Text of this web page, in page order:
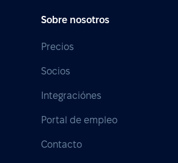
Sobre nosotros
Precios
Socios
Integraciónes
Portal de empleo
Contacto